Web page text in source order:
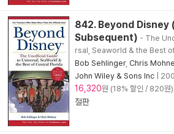
842. Beyond Disney
Subsequent) - The
rsal, Seaworld & the Best
Bob Sehlinger, Chris
John Wiley & Sons Inc
16,320원 (18% 할인 / 820원)
절판